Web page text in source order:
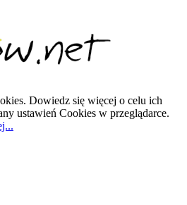
Dowiedz się więcej o celu ich
ustawień Cookies w przeglądarce.